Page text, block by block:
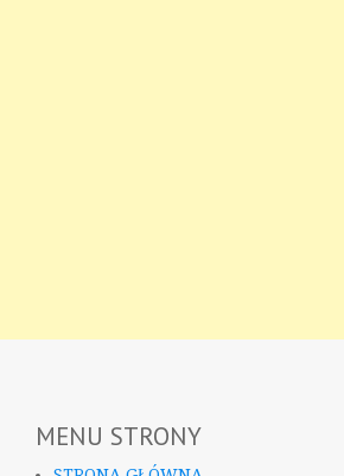
MENU STRONY